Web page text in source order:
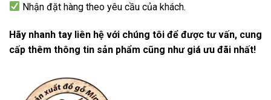
Nhận đặt hàng theo yêu cầu của khách.
Hãy nhanh tay liên hệ với chúng tôi để được tư vấn, cung
cấp thêm thông tin sản phẩm cũng như giá ưu đãi nhất!